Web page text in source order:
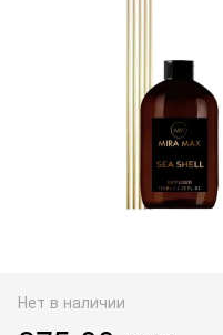
Нет в наличии